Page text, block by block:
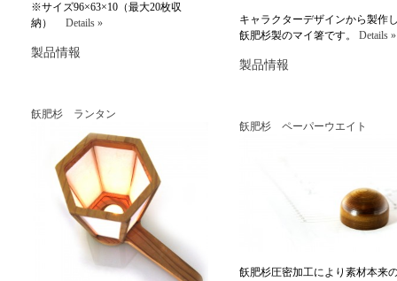
キャラクターデザインから製作
飫肥杉製のマイ箸です。 Details »
製品情報
※サイズ96×63×10（最大20枚収
納） Details »
製品情報
飫肥杉 ランタン
飫肥杉 ペーパーウエイト
飫肥杉圧密加工により素材本来